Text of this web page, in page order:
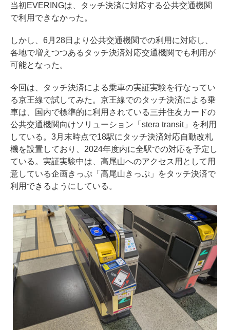
当初EVERINGは、タッチ決済に対応する公共交通機関
で利用できなかった。
しかし、6月28日より公共交通機関での利用に対応し、
各地で増えつつあるタッチ決済対応交通機関でも利用が
可能となった。
今回は、タッチ決済による乗車の実証実験を行なってい
る京王線で試してみた。京王線でのタッチ決済による乗
車は、国内で標準的に利用されている三井住友カードの
公共交通機関向けソリューション「stera transit」を利用
している。3月末時点で18駅にタッチ決済対応自動改札
機を設置しており、2024年度内に全駅での対応を予定し
ている。実証実験中は、高尾山へのアクセス用として用
意している企画きっぷ「高尾山きっぷ」をタッチ決済で
利用できるようにしている。